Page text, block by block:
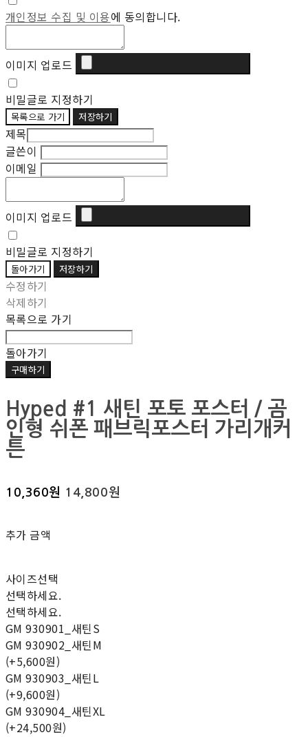
개인정보 수집 및 이용에 동의합니다.
이미지 업로드
비밀글로 지정하기
목록으로 가기 저장하기
제목
글쓴이
이메일
이미지 업로드
비밀글로 지정하기
돌아가기 저장하기
수정하기
삭제하기
목록으로 가기
돌아가기
구매하기
Hyped #1 새틴 포토 포스터 / 곰
인형 쉬폰 패브릭포스터 가리개커
튼
10,360원 14,800원
추가 금액
사이즈선택
선택하세요.
선택하세요.
GM 930901_새틴S
GM 930902_새틴M
(+5,600원)
GM 930903_새틴L
(+9,600원)
GM 930904_새틴XL
(+24,500원)